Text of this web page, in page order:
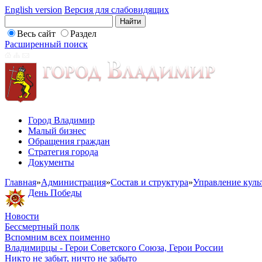
English version Версия для слабовидящих
Весь сайт
Раздел
Расширенный поиск
Город Владимир
Малый бизнес
Обращения граждан
Стратегия города
Документы
Главная»Администрация»Состав и структура»Управление
День Победы
Новости
Бессмертный полк
Вспомним всех поименно
Владимирцы - Герои Советского Союза, Герои России
Никто не забыт, ничто не забыто